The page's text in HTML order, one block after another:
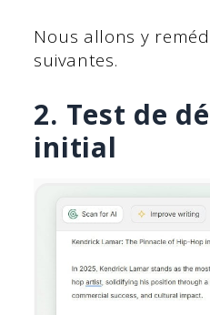
Nous allons y
suivantes.
2. Test de
initial